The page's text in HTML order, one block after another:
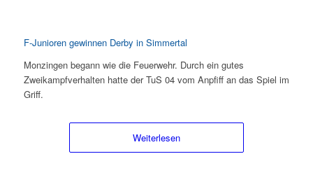
F-Junioren gewinnen Derby in Simmertal
Monzingen begann wie die Feuerwehr. Durch ein gutes
Zweikampfverhalten hatte der TuS 04 vom Anpfiff an das Spiel im
Griff.
Weiterlesen